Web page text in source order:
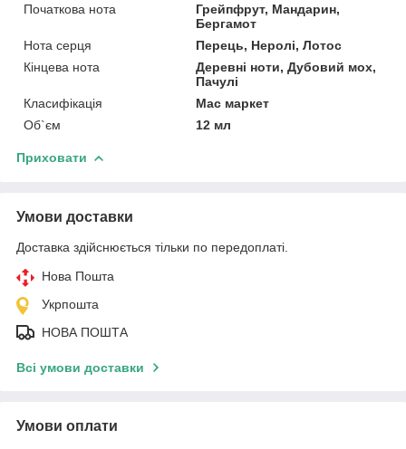
Початкова нота
Грейпфрут, Мандарин,
Бергамот
Нота серця
Перець, Неролі, Лотос
Кінцева нота
Деревні ноти, Дубовий мох,
Пачулі
Класифікація
Мас маркет
Об`єм
12 мл
Приховати
Умови доставки
Доставка здійснюється тільки по передоплаті.
Нова Пошта
Укрпошта
НОВА ПОШТА
Всі умови доставки
Умови оплати